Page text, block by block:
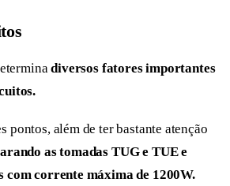
diversos fatores importantes
pontos, além de ter bastante atenção
as tomadas TUG e TUE e
corrente máxima de 1200W.